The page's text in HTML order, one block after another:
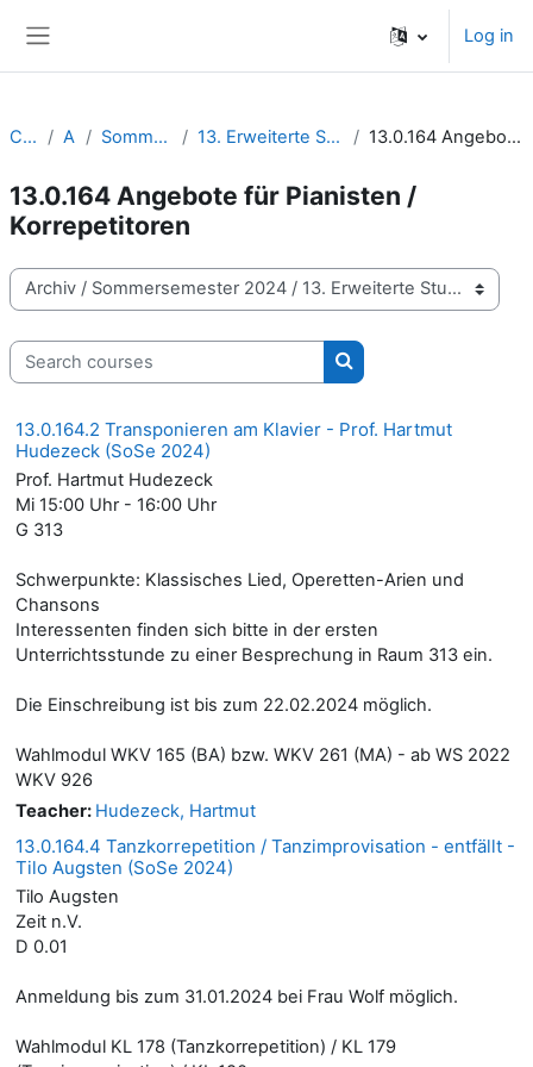
Log in
Courses Archiv Sommersemester 2024 13. Erweiterte Studienangebote | Wahlmodule 13.0.164 Angebote für Pianisten / Korrepetitoren
13.0.164 Angebote für Pianisten /
Korrepetitoren
Course categories
Search courses
Search courses
13.0.164.2 Transponieren am Klavier - Prof. Hartmut
Hudezeck (SoSe 2024)
Prof. Hartmut Hudezeck
Mi 15:00 Uhr - 16:00 Uhr
G 313
Schwerpunkte: Klassisches Lied, Operetten-Arien und
Chansons
Interessenten finden sich bitte in der ersten
Unterrichtsstunde zu einer Besprechung in Raum 313 ein.
Die Einschreibung ist bis zum 22.02.2024 möglich.
Wahlmodul WKV 165 (BA) bzw. WKV 261 (MA) - ab WS 2022
WKV 926
Teacher: Hudezeck, Hartmut
13.0.164.4 Tanzkorrepetition / Tanzimprovisation - entfällt -
Tilo Augsten (SoSe 2024)
Tilo Augsten
Zeit n.V.
D 0.01
Anmeldung bis zum 31.01.2024 bei Frau Wolf möglich.
Wahlmodul KL 178 (Tanzkorrepetition) / KL 179